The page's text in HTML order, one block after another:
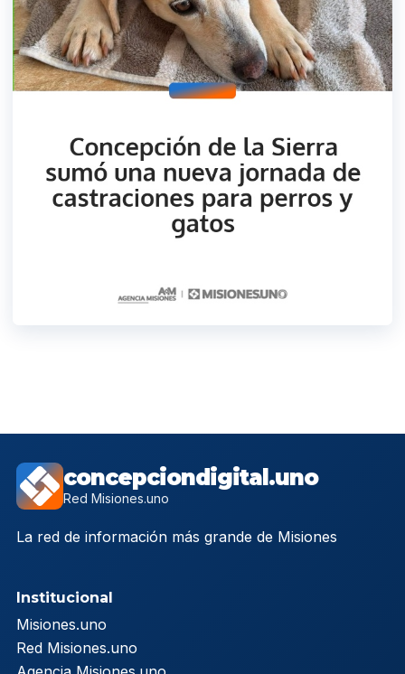
concepciondigital.uno
Red Misiones.uno
La red de información más grande de Misiones
Institucional
Misiones.uno
Red Misiones.uno